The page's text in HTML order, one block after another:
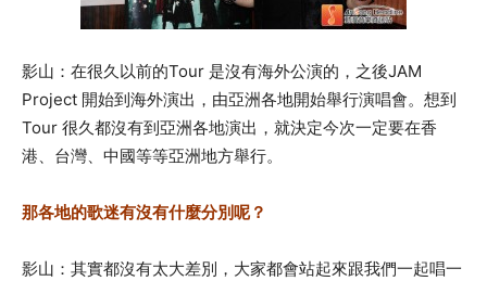
影山：在很久以前的Tour 是沒有海外公演的，之後JAM
Project 開始到海外演出，由亞洲各地開始舉行演唱會。想到
Tour 很久都沒有到亞洲各地演出，就決定今次一定要在香
港、台灣、中國等等亞洲地方舉行。
那各地的歌迷有沒有什麼分別呢？
影山：其實都沒有太大差別，大家都會站起來跟我們一起唱一